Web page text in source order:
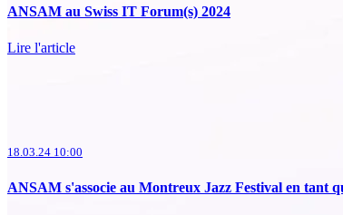
ANSAM au Swiss IT Forum(s) 2024
Lire l'article
18.03.24 10:00
ANSAM s'associe au Montreux Jazz Festival en tant